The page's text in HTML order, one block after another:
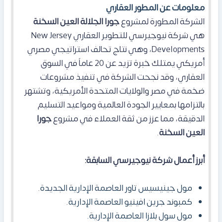
معلومات عن المطور العقاري
الشركة المطورة لمشروعجورا الجلالة العين السخنة
هي شركة نيوجيرسي للتطوير العقاري New Jersey
Developments، وهي نتاج تحالف استراتيجي مصري
أمريكي يمتلك خبرة تزيد عن 20 عاماً في السوق
العقاري، وقد نجحت الشركة في تنفيذ مشروعات
ضخمة في مصر والولايات المتحدة الأمريكية، وتشتهر
بالتزامها بمعايير الجودة العالمية ومواعيد التسليم
الدقيقة، مما عزز من ثقة العملاء في مشروعجورا
العين السخنة.
أبرز أعمال شركة نيوجيرسي السابقة:
مول جينيسيس تاور العاصمة الإدارية الجديدة.
كمبوند جرين افينيو العاصمة الإدارية.
مول سول بلازا العاصمة الإدارية.